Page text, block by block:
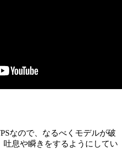
なので、なるべくモデルが破
息や瞬きをするようにしてい